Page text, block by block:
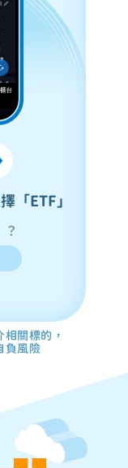
「ETF」
關標的，
負風險